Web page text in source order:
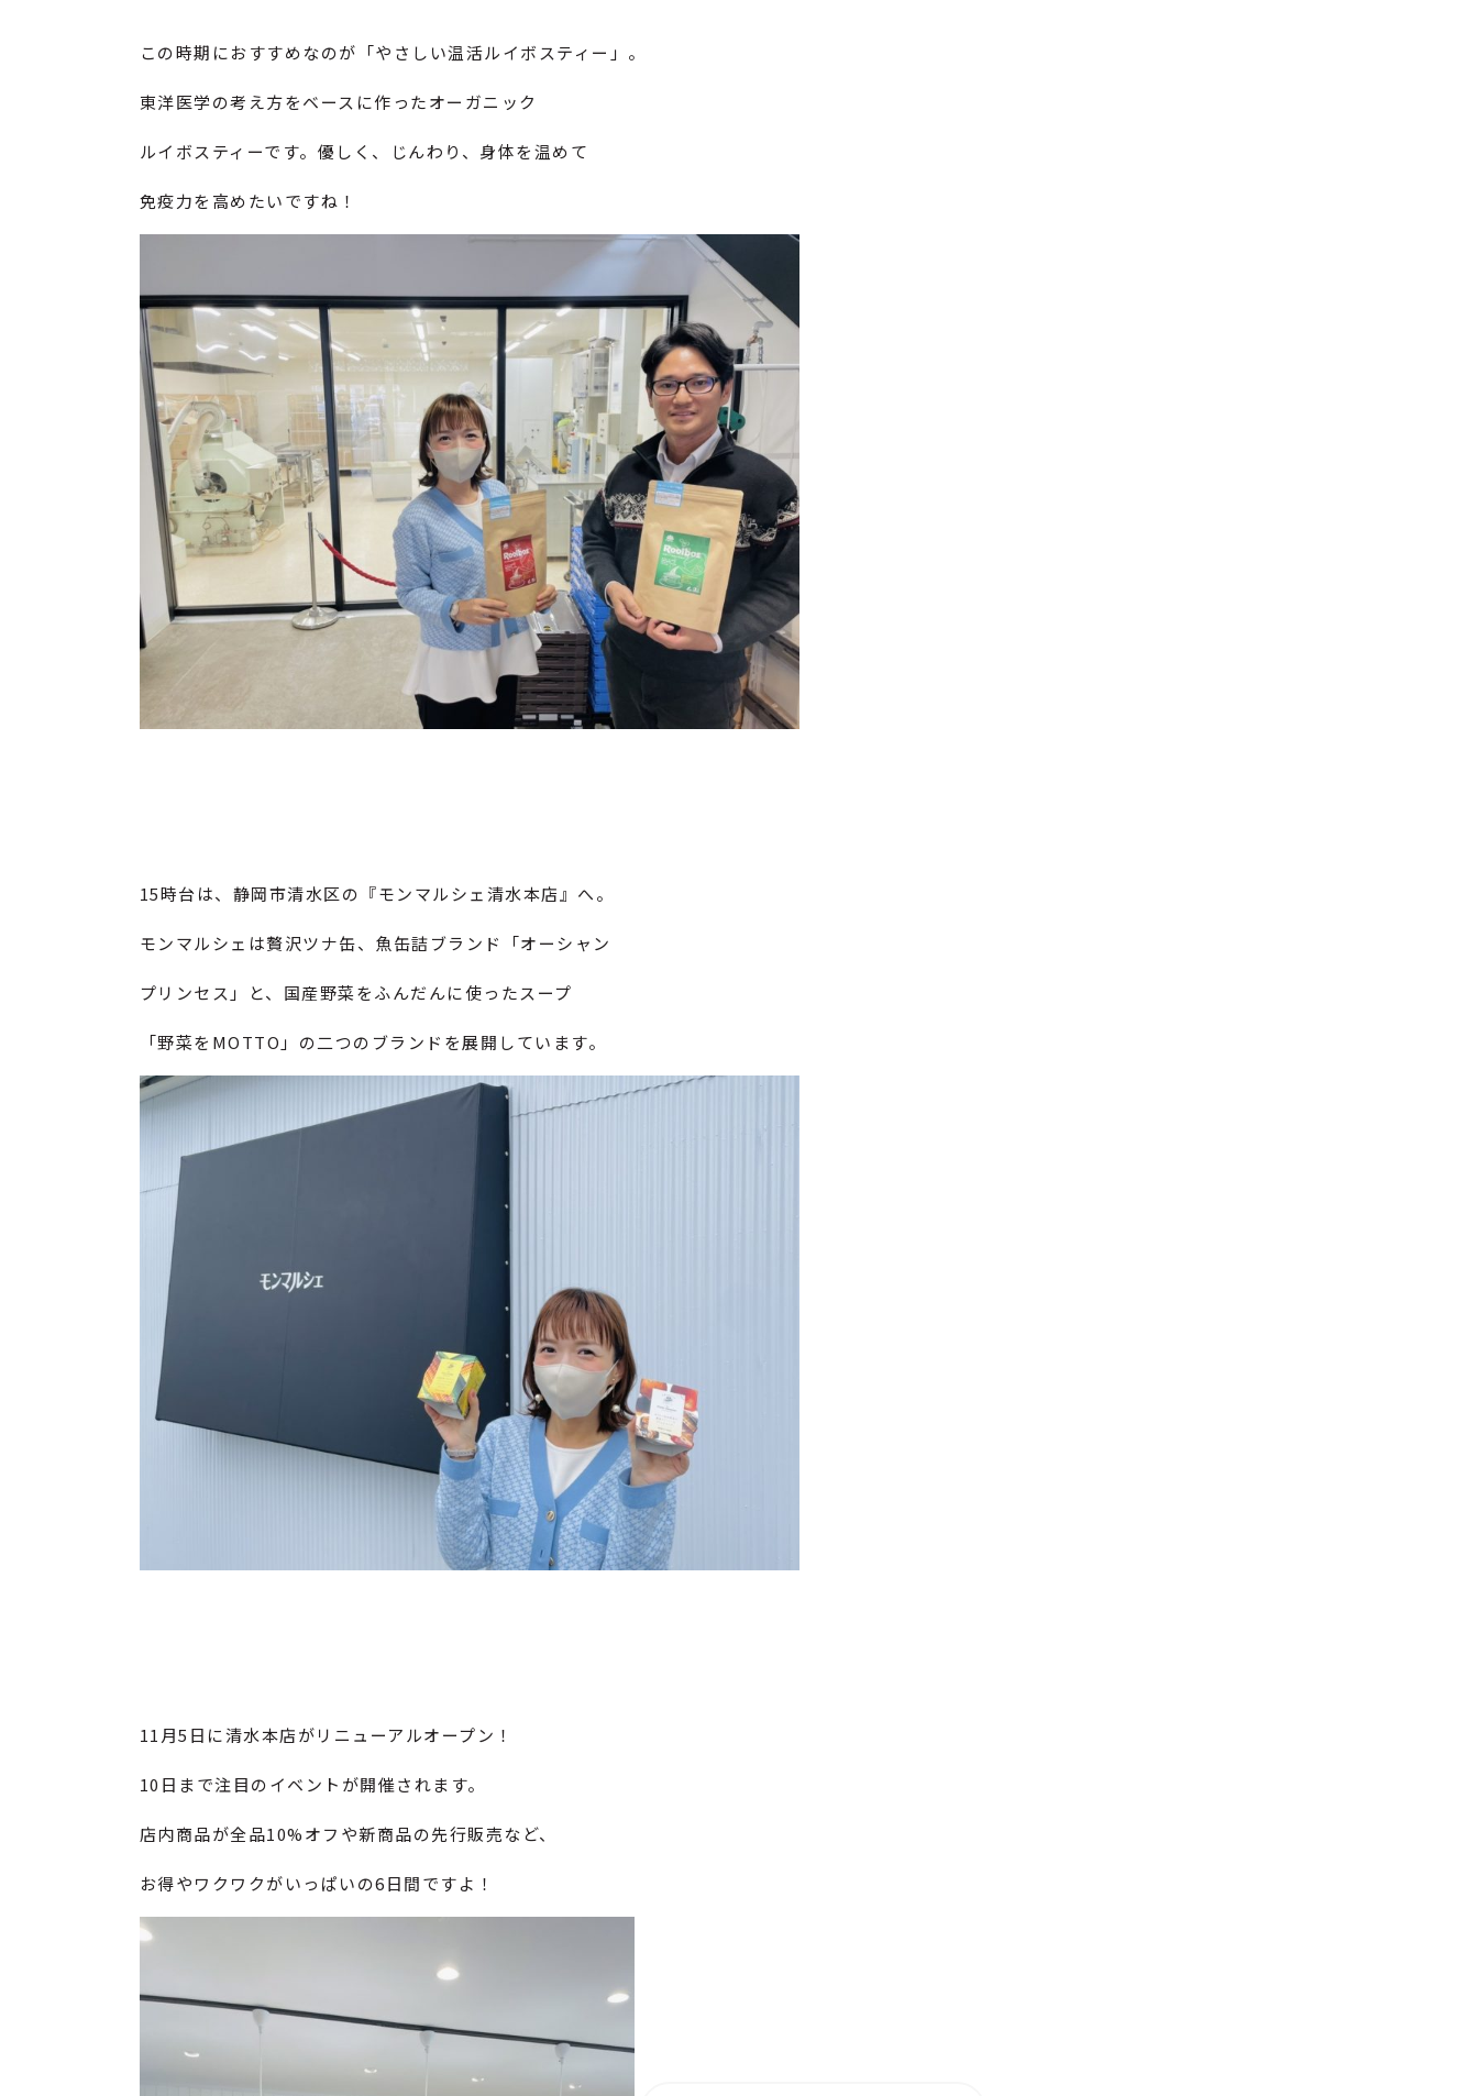
この時期におすすめなのが「やさしい温活ルイボスティー」。
東洋医学の考え方をベースに作ったオーガニック
ルイボスティーです。優しく、じんわり、身体を温めて
免疫力を高めたいですね！
15時台は、静岡市清水区の『モンマルシェ清水本店』へ。
モンマルシェは贅沢ツナ缶、魚缶詰ブランド「オーシャン
プリンセス」と、国産野菜をふんだんに使ったスープ
「野菜をMOTTO」の二つのブランドを展開しています。
11月5日に清水本店がリニューアルオープン！
10日まで注目のイベントが開催されます。
店内商品が全品10%オフや新商品の先行販売など、
お得やワクワクがいっぱいの6日間ですよ！